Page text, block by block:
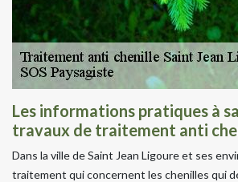
Les informations pratiques à
travaux de traitement anti
Dans la ville de Saint Jean Ligoure et ses
traitement qui concernent les chenilles qui